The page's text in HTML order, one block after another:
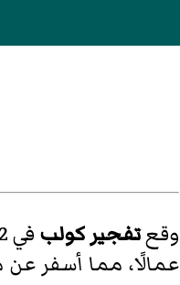
وقعتفجير كولب في 12 سبتمبر 2019 في
عمالًا، مما أسفر عن مقتل 7 مدنيين وإصابة 10، وأصيب اثنان